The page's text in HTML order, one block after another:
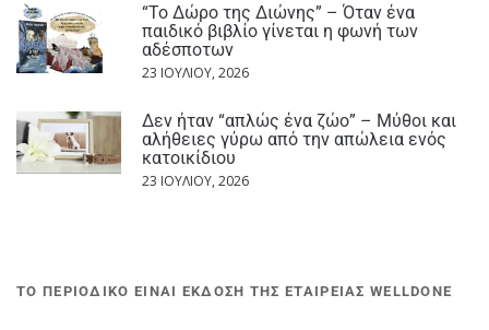
“Το Δώρο της Διώνης” – Όταν ένα
παιδικό βιβλίο γίνεται η φωνή των
αδέσποτων
23 ΙΟΥΛΊΟΥ, 2026
Δεν ήταν “απλώς ένα ζώο” – Μύθοι και
αλήθειες γύρω από την απώλεια ενός
κατοικίδιου
23 ΙΟΥΛΊΟΥ, 2026
ΤΟ ΠΕΡΙΟΔΙΚΟ ΕΙΝΑΙ ΕΚΔΟΣΗ ΤΗΣ ΕΤΑΙΡΕΙΑΣ WELLDONE